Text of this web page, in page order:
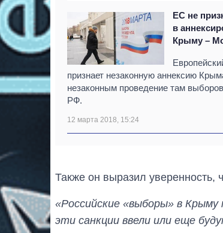
ЕС не
в
Крыму –
признает незаконную аннексию
незаконным проведение там
РФ.
12 марта 2018, 15:24
Также он выразил уверенность,
«Российские «выборы» в
эти санкции ввели или еще